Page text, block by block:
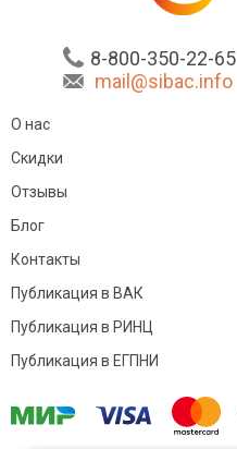
8-800-350-22-65
mail@sibac.info
О нас
Скидки
Отзывы
Блог
Контакты
Публикация в ВАК
Публикация в РИНЦ
Публикация в ЕГПНИ